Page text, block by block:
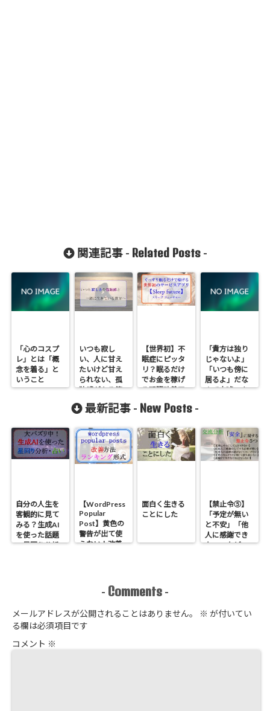
関連記事 - Related Posts-
「心のコスプ
レ」とは「概
念を着る」と
いうこと
いつも寂し
い、人に甘え
たいけど甘え
られない、孤
独感がある等
さ」を持つ人
い「愛着のカ
ウンセリン
グ」
【世界初】不
眠症にピッタ
リ？眠るだけ
でお金を稼げ
る睡眠改善ア
future」【睡
る】
「貴方は独り
じゃないよ」
「いつも傍に
居るよ」だな
んて大嘘つき
最新記事 - New Posts -
自分の人生を
客観的に見て
みる？生成AI
を使った話題
の星回り分析
【WordPress
Popular
Post】黄色の
警告が出て使
えない！改善
面白く生きる
ことにした
【禁止令⑤】
「予定が無い
と不安」「他
人に感謝でき
ない」などの
- Comments -
メールアドレスが公開されることはありません。 ※ が付いてい
る欄は必須項目です
コメント ※